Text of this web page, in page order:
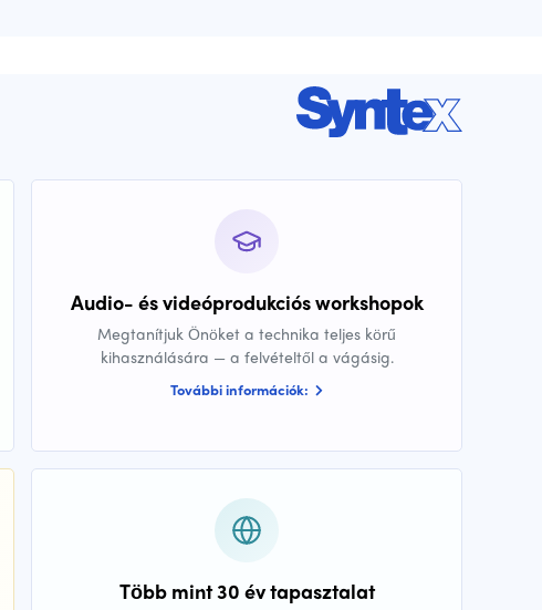
Audio- és videóprodukciós workshopok
Megtanítjuk Önöket a technika teljes körű
kihasználására — a felvételtől a vágásig.
További információk:
Több mint 30 év tapasztalat